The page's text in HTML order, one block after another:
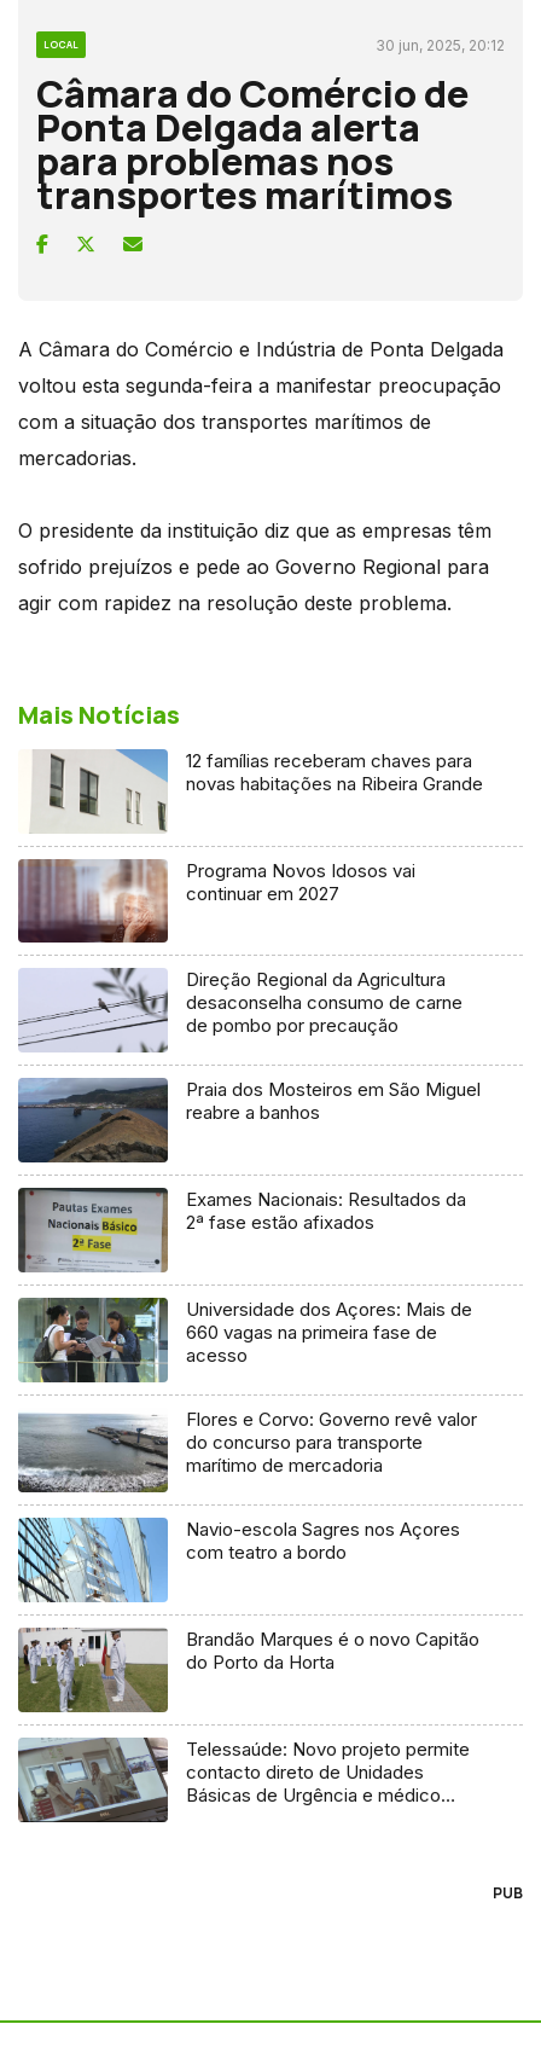
LOCAL 30 jun, 2025, 20:12
Câmara do Comércio de
Ponta Delgada alerta
para problemas nos
transportes marítimos
A Câmara do Comércio e Indústria de Ponta Delgada
voltou esta segunda-feira a manifestar preocupação
com a situação dos transportes marítimos de
mercadorias.
O presidente da instituição diz que as empresas têm
sofrido prejuízos e pede ao Governo Regional para
agir com rapidez na resolução deste problema.
Mais Notícias
12 famílias receberam chaves para
novas habitações na Ribeira Grande
Programa Novos Idosos vai
continuar em 2027
Direção Regional da Agricultura
desaconselha consumo de carne
de pombo por precaução
Praia dos Mosteiros em São Miguel
reabre a banhos
Exames Nacionais: Resultados da
2ª fase estão afixados
Universidade dos Açores: Mais de
660 vagas na primeira fase de
acesso
Flores e Corvo: Governo revê valor
do concurso para transporte
marítimo de mercadoria
Navio-escola Sagres nos Açores
com teatro a bordo
Brandão Marques é o novo Capitão
do Porto da Horta
Telessaúde: Novo projeto permite
contacto direto de Unidades
Básicas de Urgência e médico
PUB